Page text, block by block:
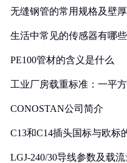
无缝钢管的常用规格及壁厚
生活中常见的传感器有哪
PE100管材的含义是什么
工业厂房载重标准：一平
CONOSTAN公司简介
C13和C14插头国标与欧标
LGJ-240/30导线参数及载